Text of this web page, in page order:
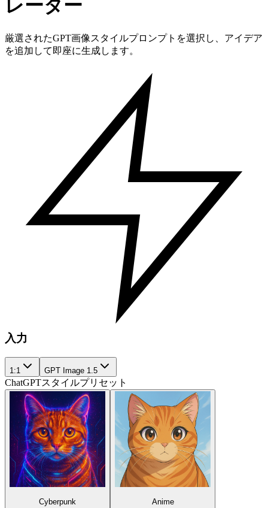
レーター
厳選されたGPT画像スタイルプロンプトを選択し、アイデア
を追加して即座に生成します。
入力
1:1 GPT Image 1.5
ChatGPTスタイルプリセット
Cyberpunk Anime